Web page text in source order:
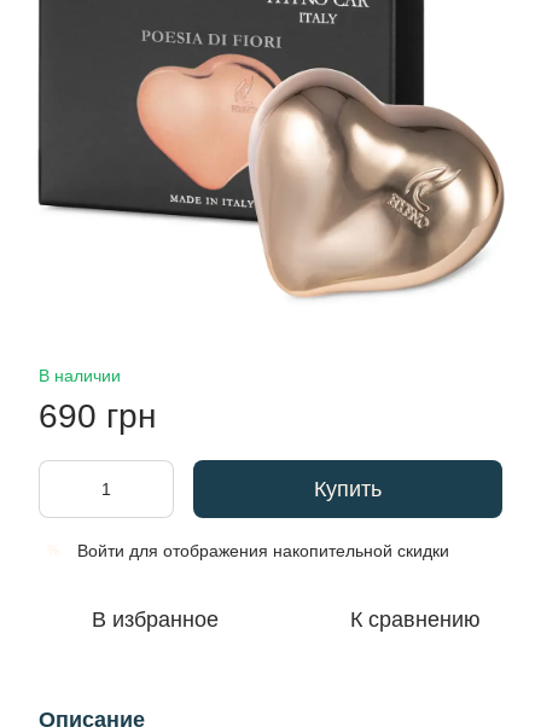
В наличии
690 грн
Купить
Войти для отображения накопительной скидки
В избранное К сравнению
Описание